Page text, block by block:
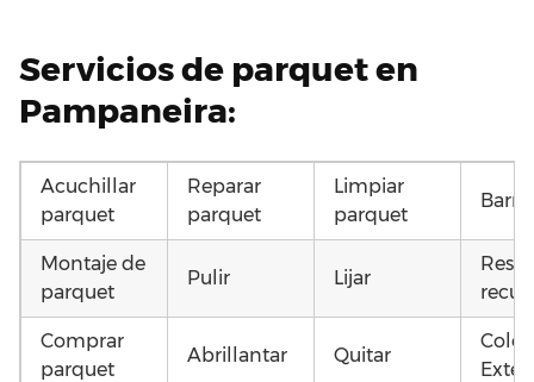
Servicios de parquet en
Pampaneira:
Acuchillar
parquet
Reparar
parquet
Limpiar
parquet
Montaje de
parquet
Pulir Lijar
Comprar
parquet
Abrillantar Quitar